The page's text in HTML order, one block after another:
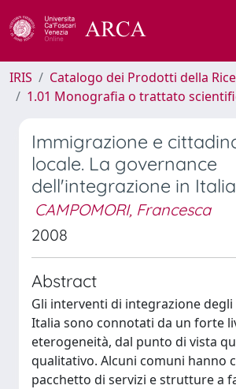
IRIS Catalogo dei Prodotti della
1.01 Monografia o trattato
Immigrazione e
locale. La governance
dell'integrazione in Italia
CAMPOMORI, Francesca
2008
Abstract
Gli interventi di integrazione
Italia sono connotati da un forte
eterogeneità, dal punto di vista
qualitativo. Alcuni comuni hanno
pacchetto di servizi e strutture a